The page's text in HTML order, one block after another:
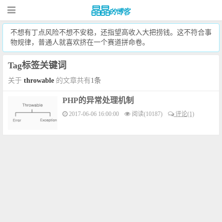
不想有丁点风险不想不安稳，还指望高收入大把捞钱。这不符合事
物规律，普通人就喜欢挤在一个赛道拼命卷。
Tag标签关键词
关于 throwable 的文章共有1条
PHP的异常处理机制
2017-06-06 16:00:00 阅读(10187) 评论(1)